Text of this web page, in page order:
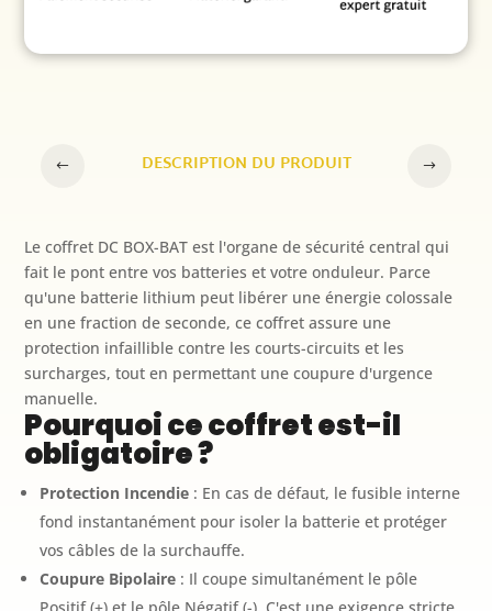
48V
400V
DESCRIPTION DU PRODUIT
Le coffret DC BOX-BAT est l'organe de sécurité central qui
fait le pont entre vos batteries et votre onduleur. Parce
qu'une batterie lithium peut libérer une énergie colossale
en une fraction de seconde, ce coffret assure une
protection infaillible contre les courts-circuits et les
surcharges, tout en permettant une coupure d'urgence
manuelle.
Pourquoi ce coffret est-il
obligatoire ?
Protection Incendie : En cas de défaut, le fusible interne
fond instantanément pour isoler la batterie et protéger
vos câbles de la surchauffe.
Coupure Bipolaire : Il coupe simultanément le pôle